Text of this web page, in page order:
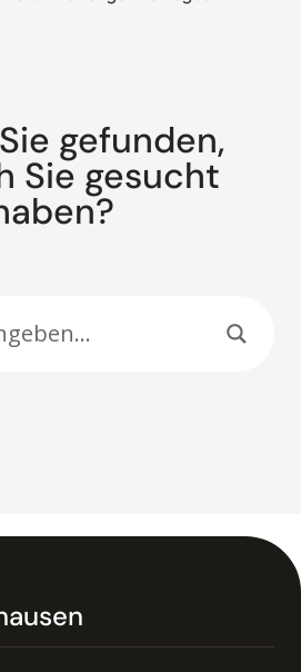
gefunden,
Sie gesucht